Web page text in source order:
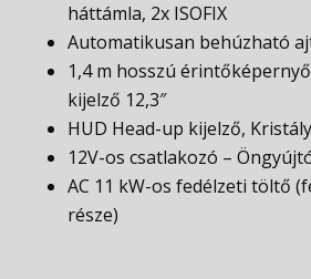
háttámla, 2x ISOFIX
Automatikusan behúzható
1,4 m hosszú
kijelző 12,3″
HUD Head-up kijelző,
12V-os csatlakozó –
AC 11 kW-os fedélzeti töltő
része)